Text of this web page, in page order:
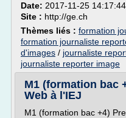
Date: 2017-11-25 14:17:44
Site : http://ge.ch
Thèmes liés : formation
formation journaliste
d'images / journaliste
journaliste reporter image
M1 (formation bac
Web à l'IEJ
M1 (formation bac +4)